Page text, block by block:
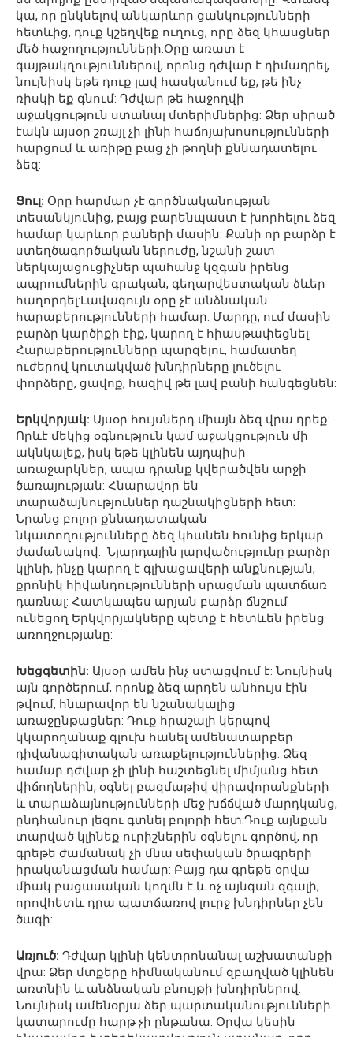
կա, որ ընկնելով անկարևոր ցանկությունների
հետևից, դուք կշեղվեք ուղուց, որը ձեզ կհասցներ
մեծ հաջողությունների:Օրը առատ է
գայթակղություններով, որոնց դժվար է դիմադրել,
նույնիսկ եթե դուք լավ հասկանում եք, թե ինչ
ռիսկի եք գնում: Դժվար թե հաջողվի
աջակցություն ստանալ մտերիմներից: Ձեր սիրած
էակն այսօր շռայլ չի լինի հաճոյախոսությունների
հարցում և առիթը բաց չի թողնի քննադատելու
ձեզ:
Ցուլ: Օրը հարմար չէ գործնականության
տեսանկյունից, բայց բարենպաստ է խորհելու ձեզ
համար կարևոր բաների մասին: Քանի որ բարձր է
ստեղծագործական ներուժը, նշանի շատ
ներկայացուցիչներ պահանջ կզգան իրենց
ապրումներին գրական, գեղարվեստական ձևեր
հաղորդել:Լավագույն օրը չէ անձնական
հարաբերությունների համար: Մարդը, ում մասին
բարձր կարծիքի էիք, կարող է հիասթափեցնել:
Հարաբերությունները պարզելու, համատեղ
ուժերով կուտակված խնդիրները լուծելու
փորձերը, ցավոք, հազիվ թե լավ բանի հանգեցնեն:
Երկվորյակ: Այսօր հույսներդ միայն ձեզ վրա դրեք:
Որևէ մեկից օգնություն կամ աջակցություն մի
ակնկալեք, իսկ եթե կլինեն այդպիսի
առաջարկներ, ապա դրանք կվերածվեն արջի
ծառայության: Հնարավոր են
տարաձայնություններ դաշնակիցների հետ:
Նրանց բոլոր քննադատական
նկատողությունները ձեզ կհանեն հունից երկար
ժամանակով: Նյարդային լարվածությունը բարձր
կլինի, ինչը կարող է գլխացավերի անքնության,
քրոնիկ հիվանդությունների սրացման պատճառ
դառնալ: Հատկապես արյան բարձր ճնշում
ունեցող Երկվորյակները պետք է հետևեն իրենց
առողջությանը:
Խեցգետին: Այսօր ամեն ինչ ստացվում է: Նույնիսկ
այն գործերում, որոնք ձեզ արդեն անհույս էին
թվում, հնարավոր են նշանակալից
առաջընթացներ: Դուք հրաշալի կերպով
կկարողանաք գլուխ հանել ամենատարբեր
դիվանագիտական առաքելություններից: Ձեզ
համար դժվար չի լինի հաշտեցնել միմյանց հետ
վիճողներին, օգնել բազմաթիվ վիրավորանքների
և տարաձայնությունների մեջ խճճված մարդկանց,
ընդհանուր լեզու գտնել բոլորի հետ:Դուք այնքան
տարված կլինեք ուրիշներին օգնելու գործով, որ
գրեթե ժամանակ չի մնա սեփական ծրագրերի
իրականացման համար: Բայց դա գրեթե օրվա
միակ բացասական կողմն է և ոչ այնգան զգալի,
որովհետև դրա պատճառով լուրջ խնդիրներ չեն
ծագի:
Առյուծ: Դժվար կլինի կենտրոնանալ աշխատանքի
վրա: Ձեր մտքերը հիմնականում զբաղված կլինեն
առտնին և անձնական բնույթի խնդիրներով:
Նույնիսկ ամենօրյա ձեր պարտականությունների
կատարումը հարթ չի ընթանա: Օրվա կեսին